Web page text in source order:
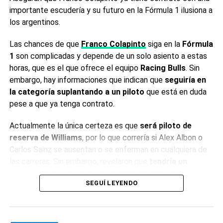
desarrollo de los compuestos de lluvia.
reavivó las preocupaciones sobre la seguridad en una
región que en los últimos años fue un pilar del calendario
de la Fórmula 1. Con el campeonato a la vuelta de la
esquina, la categoría enfrenta el desafío de preservar su
planificación deportiva en un escenario internacional
cambiante.
Fuente: Agencia de Noticias NA
importante escudería y su futuro en la Fórmula 1 ilusiona a
los argentinos.
Las chances de que Franco Colapinto siga en la Fórmula
1 son complicadas y depende de un solo asiento a estas
horas, que es el que ofrece el equipo Racing Bulls. Sin
embargo, hay informaciones que indican que seguiría en
la categoría suplantando a un piloto que está en duda
pese a que ya tenga contrato.
Actualmente la única certeza es que será piloto de
reserva de Williams, por lo que correría si Alex Albon o
Carlos Sainz se ausentan o se enferman en cualquiera de
contrato y que tendría un asiento para la próxima
Aseguran que Franco
SEGUÍ LEYENDO